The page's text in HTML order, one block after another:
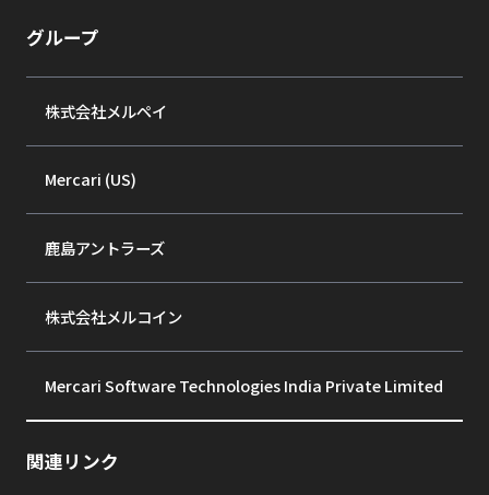
グループ
株式会社メルペイ
Mercari (US)
鹿島アントラーズ
株式会社メルコイン
Mercari Software Technologies India Private Limited
関連リンク